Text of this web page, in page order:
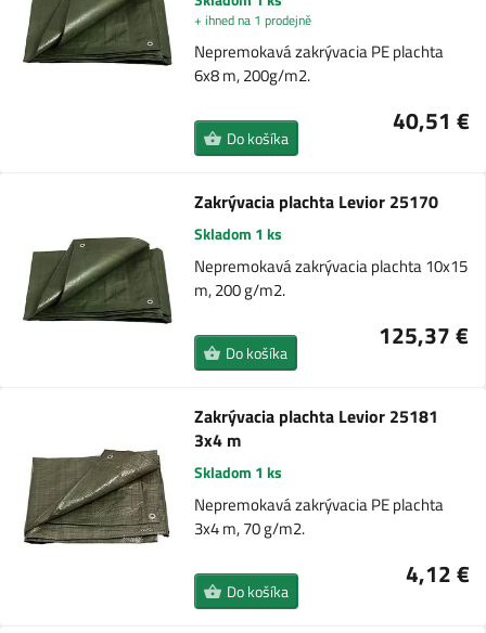
+ ihned na 1 prodejně
Nepremokavá zakrývacia PE plachta
6x8 m, 200g/m2.
40,51 €
Do košíka
Zakrývacia plachta Levior 25170
Skladom 1 ks
Nepremokavá zakrývacia plachta 10x15
m, 200 g/m2.
125,37 €
Do košíka
Zakrývacia plachta Levior 25181
3x4 m
Skladom 1 ks
Nepremokavá zakrývacia PE plachta
3x4 m, 70 g/m2.
4,12 €
Do košíka